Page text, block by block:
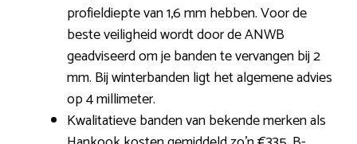
profieldiepte van 1,6 mm hebben. Voor de
beste veiligheid wordt door de ANWB
geadviseerd om je banden te vervangen bij 2
mm. Bij winterbanden ligt het algemene advies
op 4 millimeter.
Kwalitatieve banden van bekende merken als